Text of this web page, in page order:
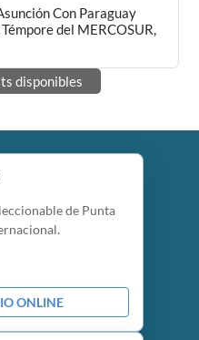
Con Paraguay
del MERCOSUR,
disponibles
de Punta
ONLINE